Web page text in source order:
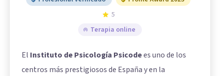
5
Terapia online
El Instituto de Psicología Psicodees uno de los
centros más prestigiosos de España y en la